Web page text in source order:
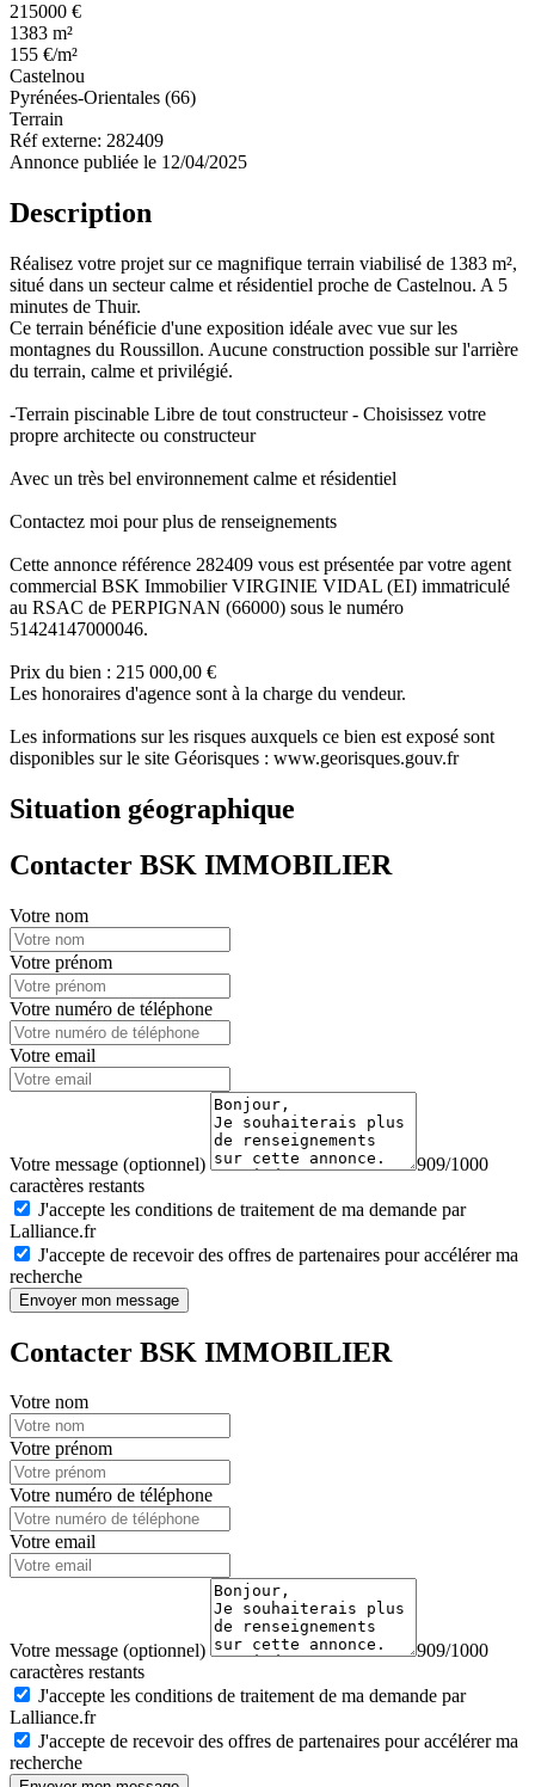
215000 €
1383 m²
155 €/m²
Castelnou
Pyrénées-Orientales (66)
Terrain
Réf externe: 282409
Annonce publiée le 12/04/2025
Description
Réalisez votre projet sur ce magnifique terrain viabilisé de 1383 m²,
situé dans un secteur calme et résidentiel proche de Castelnou. A 5
minutes de Thuir.
Ce terrain bénéficie d'une exposition idéale avec vue sur les
montagnes du Roussillon. Aucune construction possible sur l'arrière
du terrain, calme et privilégié.
-Terrain piscinable Libre de tout constructeur - Choisissez votre
propre architecte ou constructeur
Avec un très bel environnement calme et résidentiel
Contactez moi pour plus de renseignements
Cette annonce référence 282409 vous est présentée par votre agent
commercial BSK Immobilier VIRGINIE VIDAL (EI) immatriculé
au RSAC de PERPIGNAN (66000) sous le numéro
51424147000046.
Prix du bien : 215 000,00 €
Les honoraires d'agence sont à la charge du vendeur.
Les informations sur les risques auxquels ce bien est exposé sont
disponibles sur le site Géorisques : www.georisques.gouv.fr
Situation géographique
Contacter BSK IMMOBILIER
Votre nom
Votre prénom
Votre numéro de téléphone
Votre email
Votre message (optionnel)
909/1000
caractères restants
J'accepte les conditions de traitement de ma demande par
Lalliance.fr
J'accepte de recevoir des offres de partenaires pour accélérer ma
recherche
Envoyer mon message
Contacter BSK IMMOBILIER
Votre nom
Votre prénom
Votre numéro de téléphone
Votre email
Votre message (optionnel)
909/1000
caractères restants
J'accepte les conditions de traitement de ma demande par
Lalliance.fr
J'accepte de recevoir des offres de partenaires pour accélérer ma
recherche